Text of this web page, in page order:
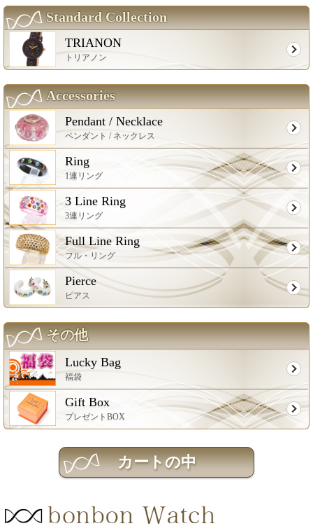
Standard Collection
TRIANON
トリアノン
Accessories
Pendant / Necklace
ペンダント / ネックレス
Ring
1連リング
3 Line Ring
3連リング
Full Line Ring
フル・リング
Pierce
ピアス
その他
Lucky Bag
福袋
Gift Box
プレゼントBOX